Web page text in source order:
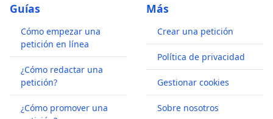
Guías
Cómo empezar una
petición en línea
¿Cómo redactar una
petición?
¿Cómo promover una
Más
Crear una petición
Política de privacidad
Gestionar cookies
Sobre nosotros